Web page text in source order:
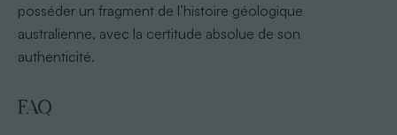
posséder un fragment de l’histoire géologique
australienne, avec la certitude absolue de son
authenticité.
FAQ